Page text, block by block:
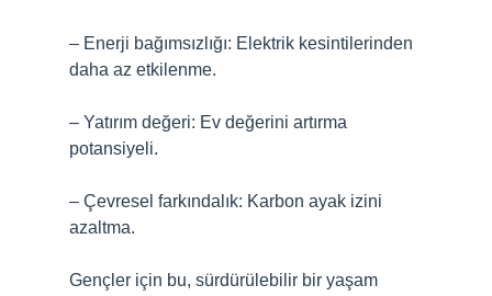
– Enerji bağımsızlığı: Elektrik kesintilerinden
daha az etkilenme.
– Yatırım değeri: Ev değerini artırma
potansiyeli.
– Çevresel farkındalık: Karbon ayak izini
azaltma.
Gençler için bu, sürdürülebilir bir yaşam